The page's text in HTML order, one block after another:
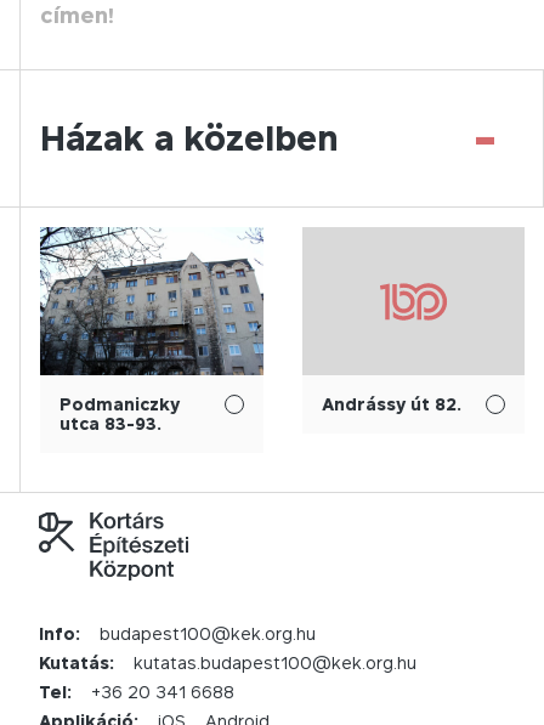
címen!
Házak a közelben -
Podmaniczky
utca 83-93.
Andrássy út 82.
Info:
budapest100@kek.org.hu
Kutatás:
kutatas.budapest100@kek.org.hu
Tel:
+36 20 341 6688